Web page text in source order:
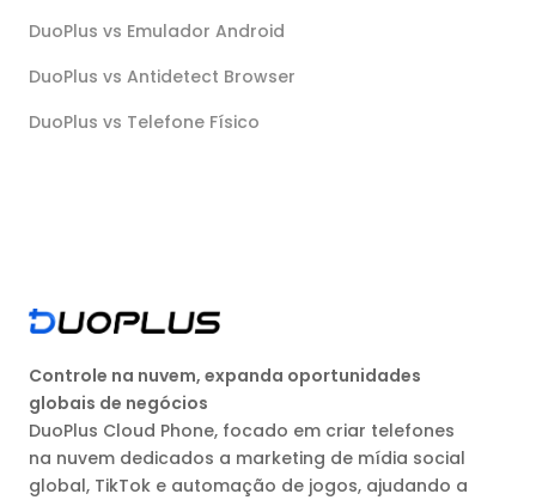
DuoPlus vs Emulador Android
DuoPlus vs Antidetect Browser
DuoPlus vs Telefone Físico
Controle na nuvem, expanda oportunidades
globais de negócios
DuoPlus Cloud Phone, focado em criar telefones
na nuvem dedicados a marketing de mídia social
global, TikTok e automação de jogos, ajudando a